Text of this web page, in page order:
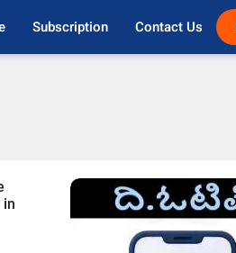
Subscription Contact Us
in